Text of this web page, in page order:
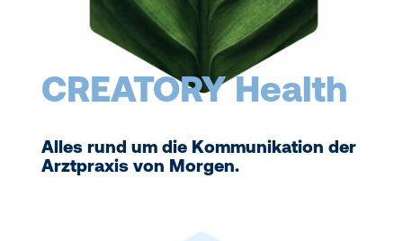
CREATORY Health
Alles rund um die Kommunikation der
Arztpraxis von Morgen.